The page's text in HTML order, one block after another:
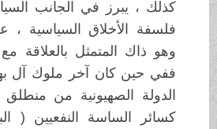
كذلك ، يبرز في الجانب
فلسفة الأخلاق السياسية ، عند
وهو ذاك المتمثل بالعلاقة مع
ففي حين كان آخر ملوك آل
الدولة الصهيونية من منطلق
كسائر الساسة النفعيين (